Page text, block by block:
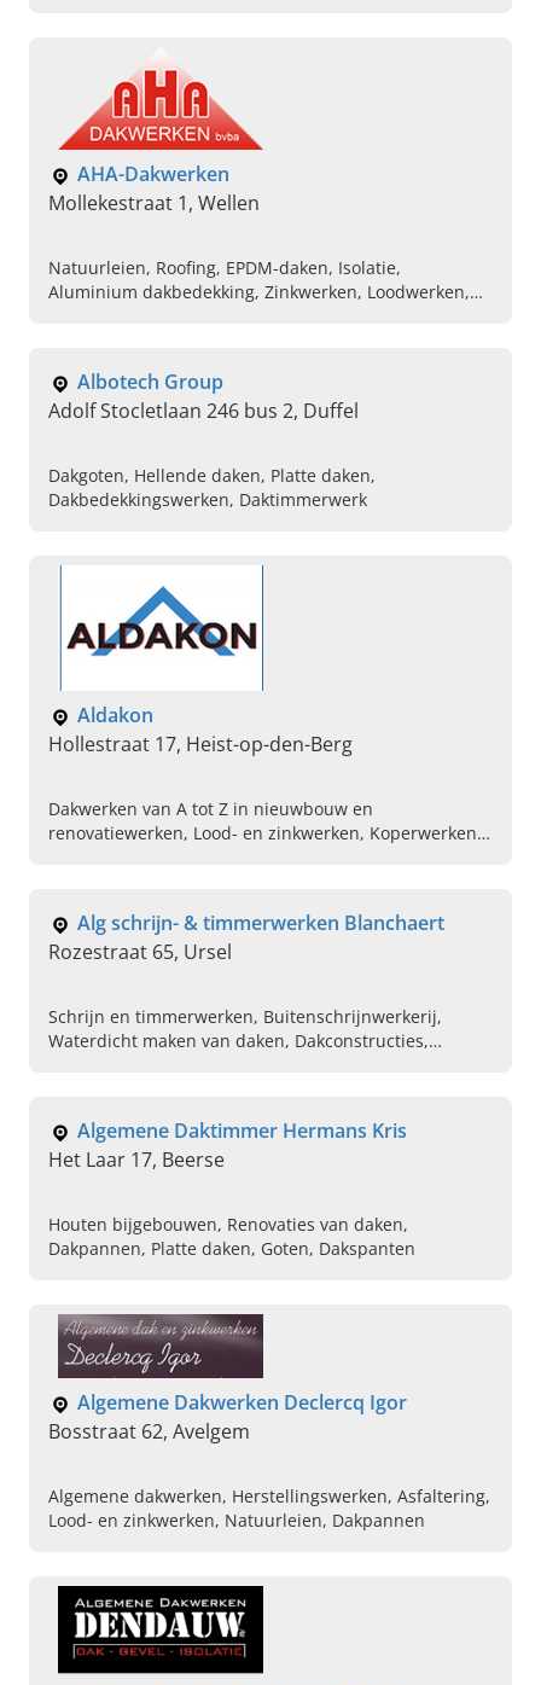
AHA-Dakwerken
Mollekestraat 1, Wellen
Natuurleien, Roofing, EPDM-daken, Isolatie,
Aluminium dakbedekking, Zinkwerken, Loodwerken,
Albotech Group
Adolf Stocletlaan 246 bus 2, Duffel
Dakgoten, Hellende daken, Platte daken,
Dakbedekkingswerken, Daktimmerwerk
Aldakon
Hollestraat 17, Heist-op-den-Berg
Dakwerken van A tot Z in nieuwbouw en
renovatiewerken, Lood- en zinkwerken, Koperwerken,
Alg schrijn- & timmerwerken Blanchaert
Rozestraat 65, Ursel
Schrijn en timmerwerken, Buitenschrijnwerkerij,
Waterdicht maken van daken, Dakconstructies,
Algemene Daktimmer Hermans Kris
Het Laar 17, Beerse
Houten bijgebouwen, Renovaties van daken,
Dakpannen, Platte daken, Goten, Dakspanten
Algemene Dakwerken Declercq Igor
Bosstraat 62, Avelgem
Algemene dakwerken, Herstellingswerken, Asfaltering,
Lood- en zinkwerken, Natuurleien, Dakpannen